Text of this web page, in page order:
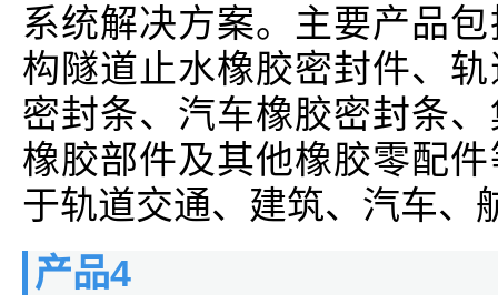
系统解决方案。主要产品
构隧道止水橡胶密封件、
密封条、汽车橡胶密封条
橡胶部件及其他橡胶零配
于轨道交通、建筑、汽车、
产品4